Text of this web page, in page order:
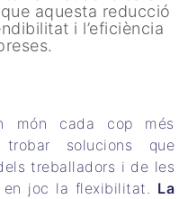
aquesta reducció
i l’eficiència
món cada cop més
solucions que
treballadors i de les
en joc la flexibilitat. La